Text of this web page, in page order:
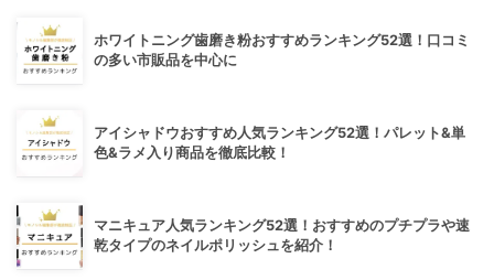
ホワイトニング歯磨き粉おすすめランキング52選！口コミ
の多い市販品を中心に
アイシャドウおすすめ人気ランキング52選！パレット&単
色&ラメ入り商品を徹底比較！
マニキュア人気ランキング52選！おすすめのプチプラや速
乾タイプのネイルポリッシュを紹介！